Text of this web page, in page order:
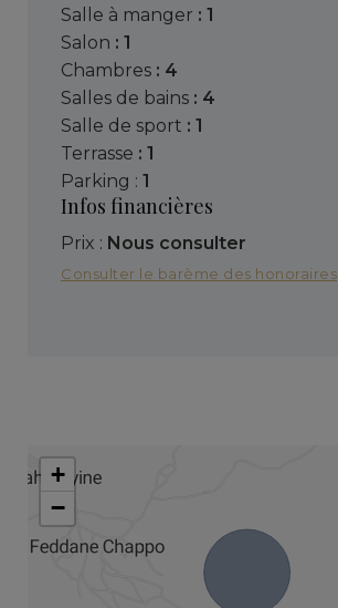
salle à manger : 1
salon : 1
chambres : 4
salles de bains : 4
salle de sport : 1
terrasse : 1
parking : 1
Infos financières
Prix : Nous consulter
Consulter le barème des honoraires
+
−